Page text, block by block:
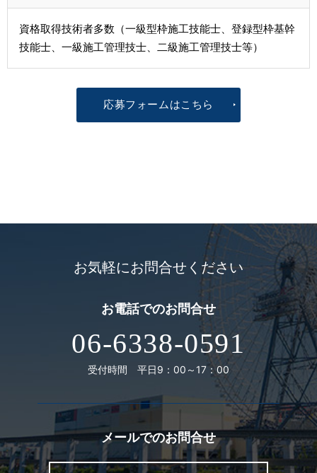
資格取得技術者多数（一級型枠施工技能士、登録型枠基幹
技能士、一級施工管理技士、二級施工管理技士等）
応募フォームはこちら
お気軽にお問合せください
お電話でのお問合せ
06-6338-0591
受付時間 平日9：00～17：00
メールでのお問合せ